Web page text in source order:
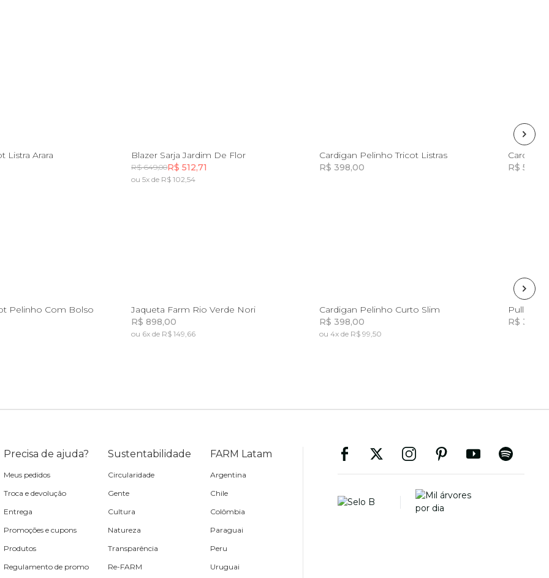
M
Listra Arara
P G
Blazer Sarja Jardim De Flor
R$ 649,00R$ 512,71
ou 5x de R$ 102,54
G GG
Cardigan Pelinho Tricot Listras
R$ 398,00
R$
GG
Pelinho Com Bolso
PP P G
Jaqueta Farm Rio Verde Nori
R$ 898,00
ou 6x de R$ 149,66
PP P G
Cardigan Pelinho Curto Slim
R$ 398,00
ou 4x de R$ 99,50
Pull
R$
Precisa de ajuda?
Meus pedidos
Troca e devolução
Entrega
Promoções e cupons
Produtos
Regulamento de promo
Sustentabilidade
Circularidade
Gente
Cultura
Natureza
Transparência
Re-FARM
FARM Latam
Argentina
Chile
Colômbia
Paraguai
Peru
Uruguai